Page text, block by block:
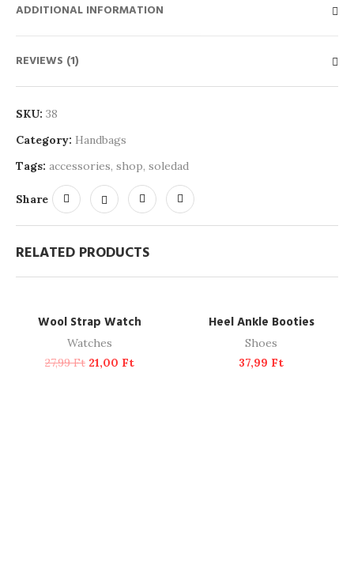
ADDITIONAL INFORMATION
REVIEWS (1)
SKU: 38
Category: Handbags
Tags: accessories, shop, soledad
Share
RELATED PRODUCTS
-25%
ADD TO CART
Wool Strap Watch
Watches
27,99Ft 21,00 Ft
SOLD OUT
READ MORE
Heel Ankle Booties
Shoes
37,99 Ft